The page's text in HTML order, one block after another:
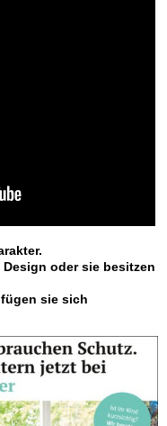
oder sie besitzen
sie sich